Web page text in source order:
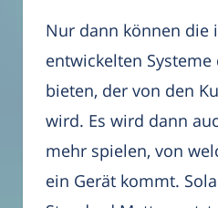
Nur dann können die
entwickelten
bieten, der von den
wird. Es wird dann
mehr spielen, von
ein Gerät kommt.